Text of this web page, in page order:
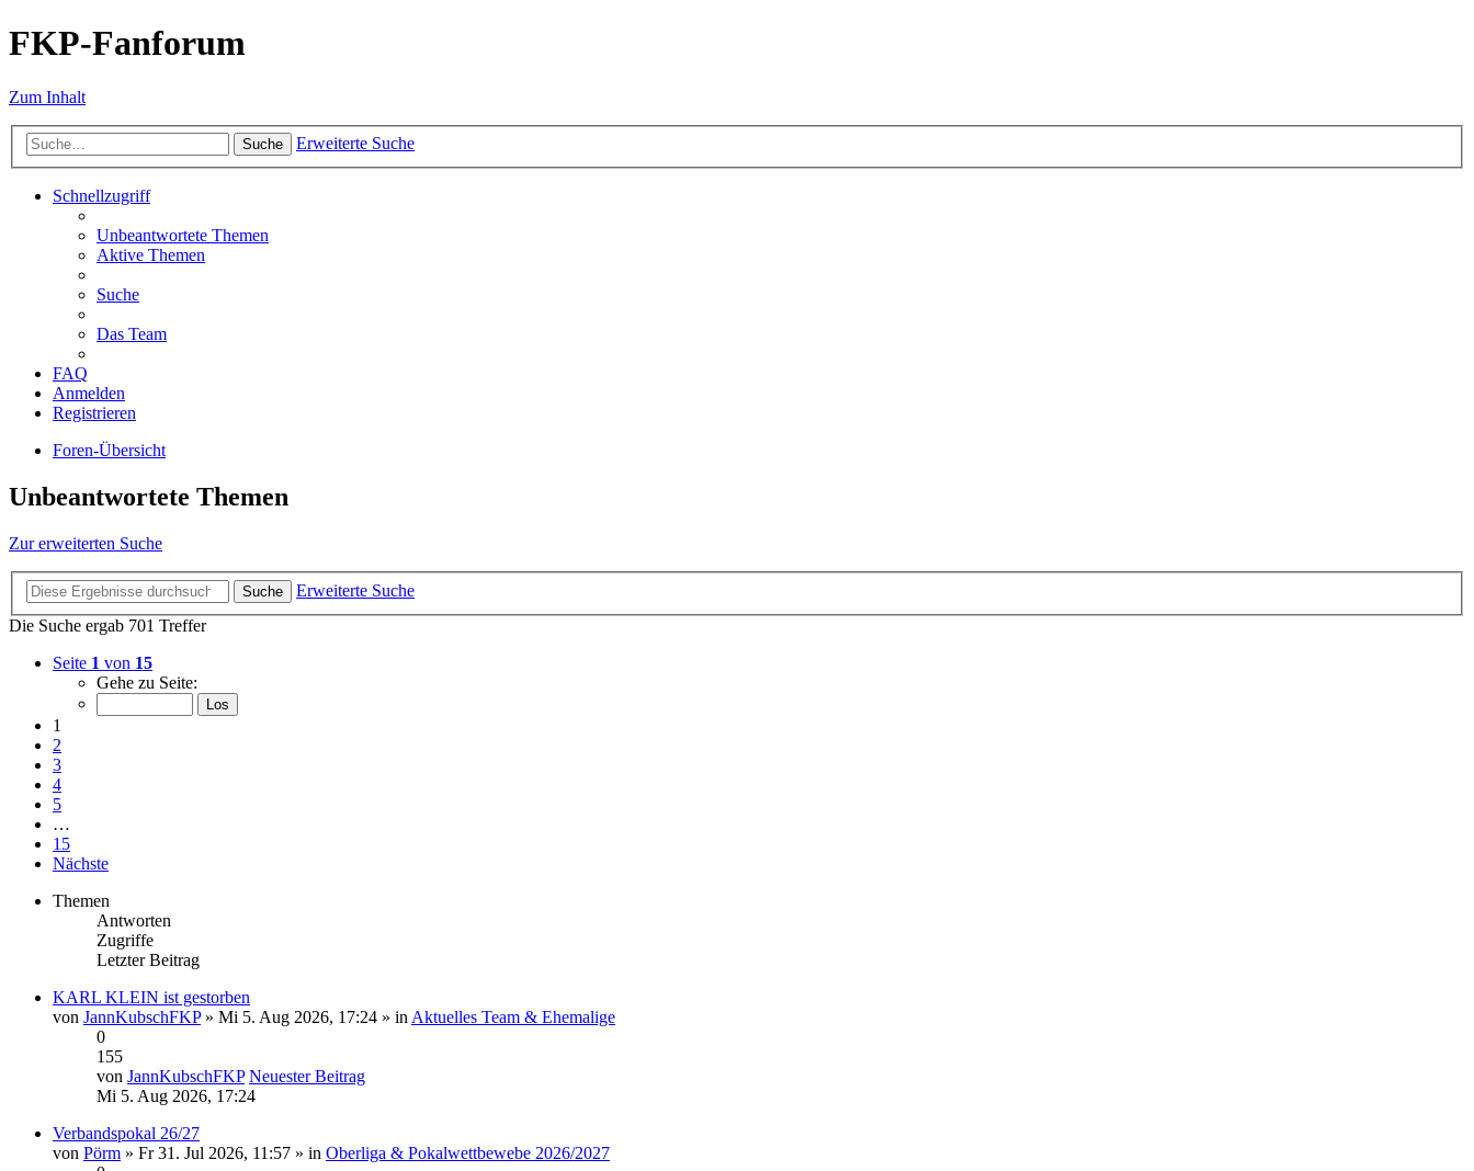
FKP-Fanforum
Zum Inhalt
Suche Erweiterte Suche
Schnellzugriff
Unbeantwortete Themen
Aktive Themen
Suche
Das Team
FAQ
Anmelden
Registrieren
Foren-Übersicht
Unbeantwortete Themen
Zur erweiterten Suche
Suche
Erweiterte Suche
Die Suche ergab 701 Treffer
Seite 1 von 15
Gehe zu Seite:
1
2
3
4
5
…
15
Nächste
Themen
Antworten
Zugriffe
Letzter Beitrag
KARL KLEIN ist gestorben
von JannKubschFKP» Mi 5. Aug 2026, 17:24 » in Aktuelles Team & Ehemalige
0
155
von JannKubschFKP Neuester Beitrag
Mi 5. Aug 2026, 17:24
Verbandspokal 26/27
von Pörm » Fr 31. Jul 2026, 11:57 » in Oberliga & Pokalwettbewebe 2026/2027